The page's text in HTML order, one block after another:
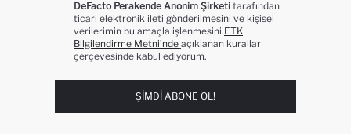
DeFacto Perakende Anonim Şirketi tarafından
ticari elektronik ileti gönderilmesini ve kişisel
verilerimin bu amaçla işlenmesini ETK
Bilgilendirme Metni’nde açıklanan kurallar
çerçevesinde kabul ediyorum.
ŞIMDI ABONE OL!